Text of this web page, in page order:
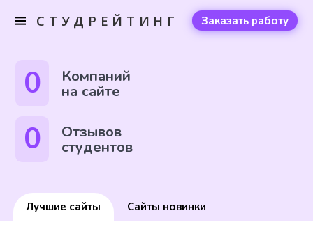
СТУДРЕЙТИНГ Заказать работу
0 Компаний
на сайте
0 Отзывов
студентов
Лучшие сайты Сайты новинки